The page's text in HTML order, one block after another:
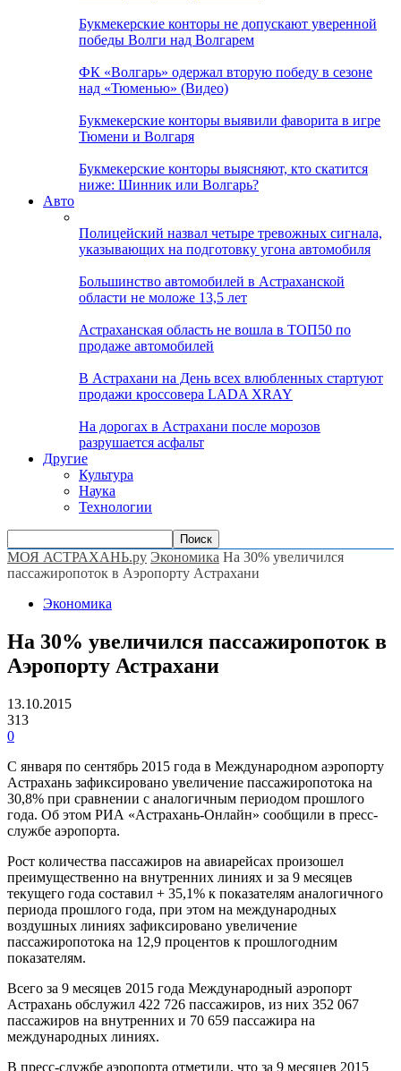
Букмекерские конторы не допускают уверенной
победы Волги над Волгарем
ФК «Волгарь» одержал вторую победу в сезоне
над «Тюменью» (Видео)
Букмекерские конторы выявили фаворита в игре
Тюмени и Волгаря
Букмекерские конторы выясняют, кто скатится
ниже: Шинник или Волгарь?
Авто
Полицейский назвал четыре тревожных сигнала,
указывающих на подготовку угона автомобиля
Большинство автомобилей в Астраханской
области не моложе 13,5 лет
Астраханская область не вошла в ТОП50 по
продаже автомобилей
В Астрахани на День всех влюбленных стартуют
продажи кроссовера LADA XRAY
На дорогах в Астрахани после морозов
разрушается асфальт
Другие
Культура
Наука
Технологии
МОЯ АСТРАХАНЬ.ру Экономика На 30% увеличился
пассажиропоток в Аэропорту Астрахани
Экономика
На 30% увеличился пассажиропоток в
Аэропорту Астрахани
13.10.2015
313
0
С января по сентябрь 2015 года в Международном аэропорту
Астрахань зафиксировано увеличение пассажиропотока на
30,8% при сравнении с аналогичным периодом прошлого
года. Об этом РИА «Астрахань-Онлайн» сообщили в пресс-
службе аэропорта.
Рост количества пассажиров на авиарейсах произошел
преимущественно на внутренних линиях и за 9 месяцев
текущего года составил + 35,1% к показателям аналогичного
периода прошлого года, при этом на международных
воздушных линиях зафиксировано увеличение
пассажиропотока на 12,9 процентов к прошлогодним
показателям.
Всего за 9 месяцев 2015 года Международный аэропорт
Астрахань обслужил 422 726 пассажиров, из них 352 067
пассажиров на внутренних и 70 659 пассажира на
международных линиях.
В пресс-службе аэропорта отметили, что за 9 месяцев 2015